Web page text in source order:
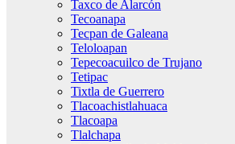
Taxco de Alarcón
Tecoanapa
Tecpan de Galeana
Teloloapan
Tepecoacuilco de Trujano
Tetipac
Tixtla de Guerrero
Tlacoachistlahuaca
Tlacoapa
Tlalchapa